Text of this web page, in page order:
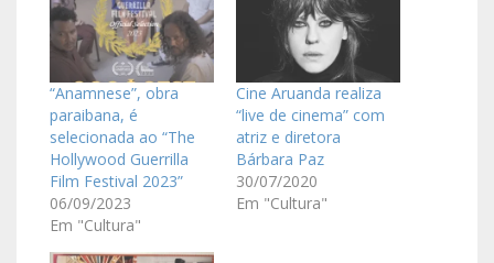
“Anamnese”, obra
paraibana, é
selecionada ao “The
Hollywood Guerrilla
Film Festival 2023”
06/09/2023
Em "Cultura"
Cine Aruanda realiza
“live de cinema” com
atriz e diretora
Bárbara Paz
30/07/2020
Em "Cultura"